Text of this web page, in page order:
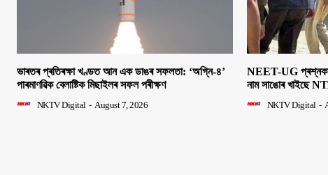
ভাৰতৰ প্ৰতিৰক্ষা খণ্ডত আন এক ডাঙৰ সফলতা: ‘অগ্নি-৪’
পাৰমাণৱিক বেলাষ্টিক মিছাইলৰ সফল পৰীক্ষণ
NKTV Digital - August 7, 2026
NEET-UG
নাম সাঙোৰ খাইছে
NKTV Digital -